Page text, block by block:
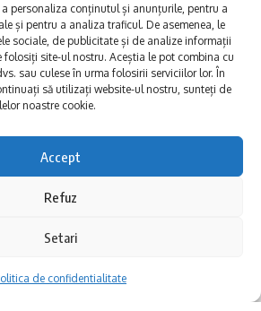
personaliza conținutul și anunțurile, pentru a
și pentru a analiza traficul. De asemenea, le
sociale, de publicitate și de analize informații
folosiți site-ul nostru. Aceștia le pot combina cu
sau culese în urma folosirii serviciilor lor. În
să utilizați website-ul nostru, sunteți de
noastre cookie.
Accept
Refuz
Setari
de confidentialitate
mari
mai
Afaceri și meșteșuguri
Actualitate